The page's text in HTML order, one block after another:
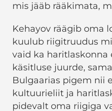
mis jääb rääkimata,
Kehayov räägib oma
kuulub riigitruudus
vaid ka haritlaskonna
käsitluse juurde,
Bulgaarias pigem nii
kultuurieliit ja
pidevalt oma riigiga